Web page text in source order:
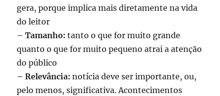
gera, porque implica mais diretamente na vida
do leitor
– Tamanho: tanto o que for muito grande
quanto o que for muito pequeno atrai a atenção
do público
– Relevância: notícia deve ser importante, ou,
pelo menos, significativa. Acontecimentos